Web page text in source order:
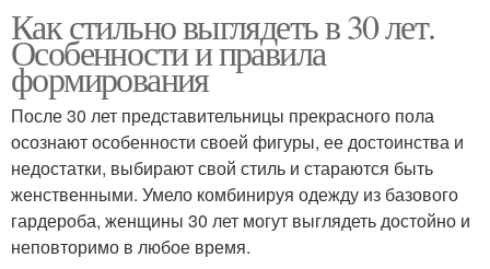
Как стильно выглядеть в 30 лет.
Особенности и правила
формирования
После 30 лет представительницы прекрасного пола
осознают особенности своей фигуры, ее достоинства и
недостатки, выбирают свой стиль и стараются быть
женственными. Умело комбинируя одежду из базового
гардероба, женщины 30 лет могут выглядеть достойно и
неповторимо в любое время.